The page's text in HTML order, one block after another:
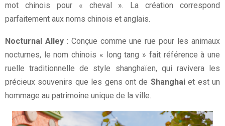
mot chinois pour « cheval ». La création correspond
parfaitement aux noms chinois et anglais.
Nocturnal Alley: Conçue comme une rue pour les animaux
nocturnes, le nom chinois « long tang » fait référence à une
ruelle traditionnelle de style shanghaïen, qui ravivera les
précieux souvenirs que les gens ont de Shanghaiet est un
hommage au patrimoine unique de la ville.